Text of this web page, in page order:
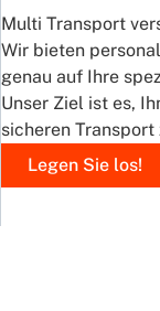
Multi Transport
Wir bieten
genau auf Ihre
Unser Ziel ist es,
sicheren
Legen Sie los!